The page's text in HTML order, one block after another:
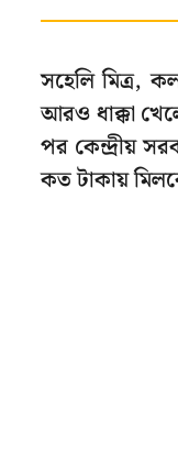
সহেলি মিত্র,
আরও ধাক্কা
পর কেন্দ্রীয়
কত টাকায়